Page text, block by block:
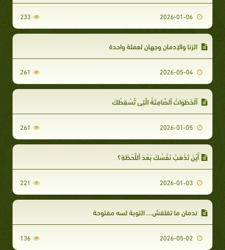
233
الزنا والإدمان وجهان لعملة واحدة
261
ٱلْخَطَوَاتُ ٱلصَّامِتَةُ الَّتِي تُسْقِطُكَ
261
أَيْنَ تَذْهَبُ نَفْسُكَ بَعْدَ ٱللَّحْظَةِ؟
221
ندمان ما تقلقش... التوبة لسه مفتوحة
136